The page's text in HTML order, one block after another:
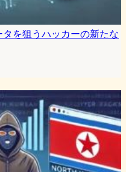
を狙うハッカーの新たな